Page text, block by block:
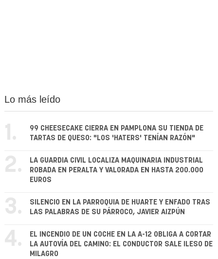
Lo más leído
1.
99 CHEESECAKE CIERRA EN PAMPLONA SU TIENDA DE
TARTAS DE QUESO: "LOS 'HATERS' TENÍAN RAZÓN"
2.
LA GUARDIA CIVIL LOCALIZA MAQUINARIA INDUSTRIAL
ROBADA EN PERALTA Y VALORADA EN HASTA 200.000
EUROS
3.
SILENCIO EN LA PARROQUIA DE HUARTE Y ENFADO TRAS
LAS PALABRAS DE SU PÁRROCO, JAVIER AIZPÚN
4.
EL INCENDIO DE UN COCHE EN LA A-12 OBLIGA A CORTAR
LA AUTOVÍA DEL CAMINO: EL CONDUCTOR SALE ILESO DE
MILAGRO